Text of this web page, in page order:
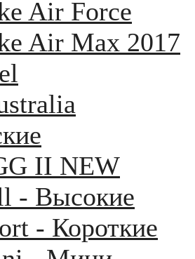
Air Force
Air Max 2017
II NEW
- Высокие
- Короткие